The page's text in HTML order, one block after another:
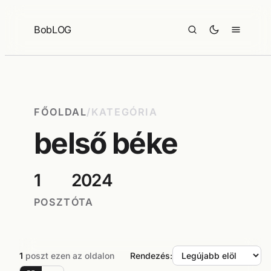
BobLOG
FŐOLDAL/KATEGÓRIA
belső béke
1
POSZT
2024
ÓTA
1 poszt ezen az oldalon Rendezés: